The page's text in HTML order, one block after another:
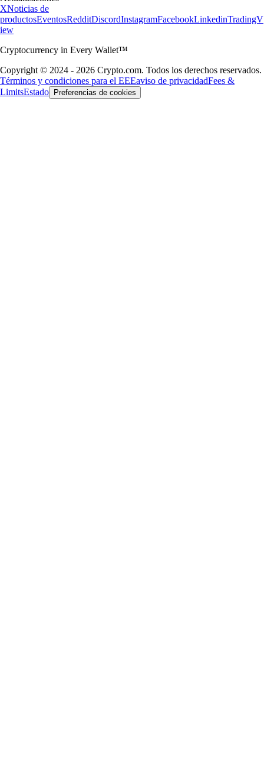
XNoticias de
productosEventosRedditDiscordInstagramFacebookLinkedinTradingV
iew
Cryptocurrency in Every Wallet™
Copyright © 2024 - 2026 Crypto.com. Todos los derechos reservados.
Términos y condiciones para el EEEaviso de privacidadFees &
LimitsEstado Preferencias de cookies